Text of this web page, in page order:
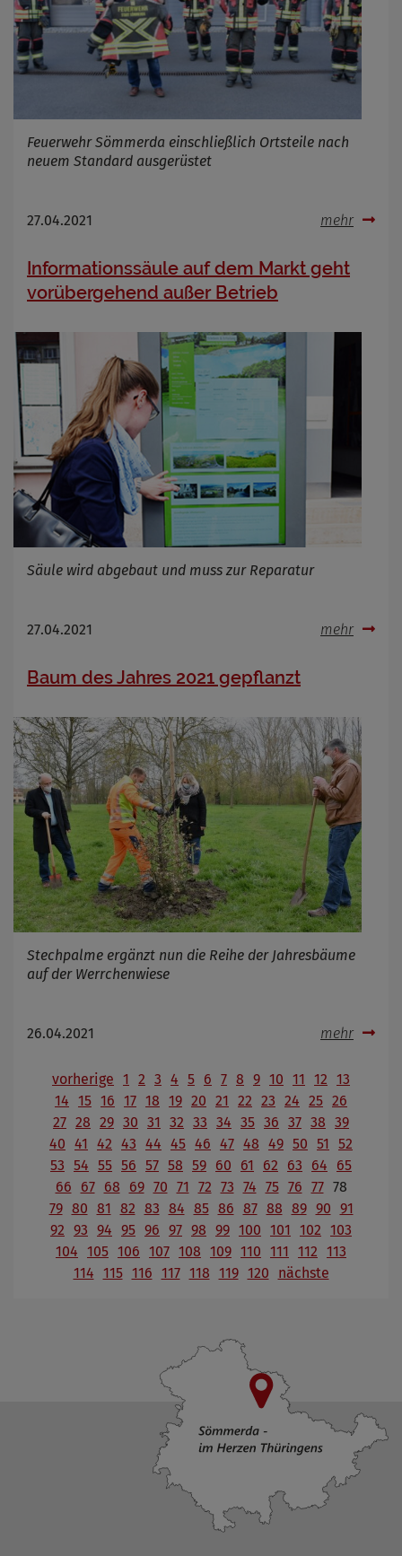
Feuerwehr Sömmerda einschließlich Ortsteile nach
neuem Standard ausgerüstet
27.04.2021 mehr
Informationssäule auf dem Markt geht
vorübergehend außer Betrieb
Säule wird abgebaut und muss zur Reparatur
27.04.2021 mehr
Baum des Jahres 2021 gepflanzt
Stechpalme ergänzt nun die Reihe der Jahresbäume
auf der Werrchenwiese
26.04.2021 mehr
vorherige 1 2 3 4 5 6 7 8 9 10 11 12 13
14 15 16 17 18 19 20 21 22 23 24 25 26
27 28 29 30 31 32 33 34 35 36 37 38 39
40 41 42 43 44 45 46 47 48 49 50 51
52
53 54 55 56 57 58 59 60 61 62 63 64
65
66
67 68 69 70 71 72 73 74 75 76 77 78
79 80 81 82 83 84 85 86 87 88 89 90 91
92 93 94 95 96 97 98 99 100 101 102 103
104 105 106 107 108 109 110 111 112 113
114 115 116 117 118 119 120 nächste